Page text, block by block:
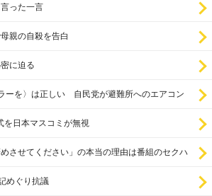
った一言
親の自殺を告白
に迫る
ーを〉は正しい 自民党が避難所へのエアコン
を日本マスコミが無視
させてください」の本当の理由は番組のセクハ
めぐり抗議